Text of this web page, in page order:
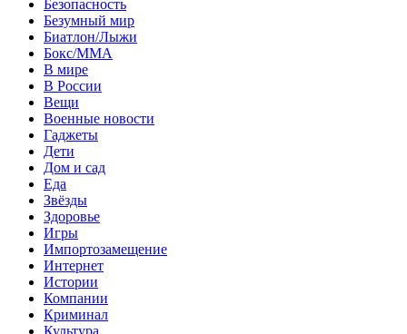
Безопасность
Безумный мир
Биатлон/Лыжи
Бокс/MMA
В мире
В России
Вещи
Военные новости
Гаджеты
Дети
Дом и сад
Еда
Звёзды
Здоровье
Игры
Импортозамещение
Интернет
Истории
Компании
Криминал
Культура